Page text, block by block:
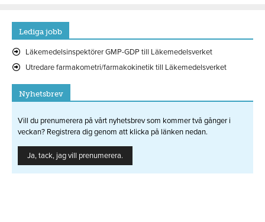
Lediga jobb
Läkemedelsinspektörer GMP-GDP till Läkemedelsverket
Utredare farmakometri/farmakokinetik till Läkemedelsverket
Nyhetsbrev
Vill du prenumerera på vårt nyhetsbrev som kommer två gånger i
veckan? Registrera dig genom att klicka på länken nedan.
Ja, tack, jag vill prenumerera.